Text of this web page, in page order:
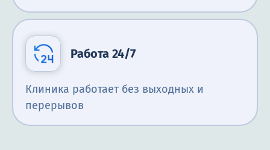
Работа 24/7
Клиника работает без выходных и
перерывов